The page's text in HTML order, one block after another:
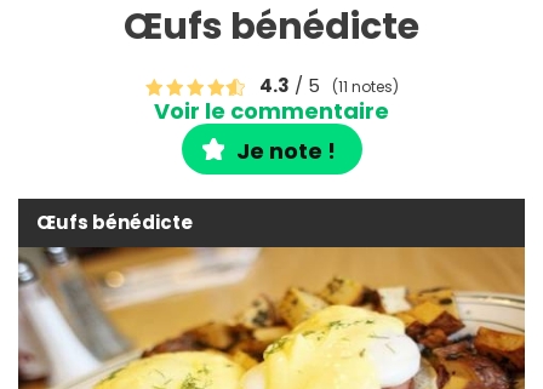
Œufs bénédicte
4.3 / 5 (11 notes)
Voir le commentaire
Je note !
Œufs bénédicte